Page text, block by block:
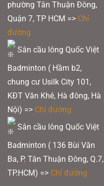
phường Tân Thuận Đông,
Quận 7, TP HCM => Chỉ
đường
Sân cầu lông Quốc Việt
Badminton ( Hầm b2,
chung cư Usilk City 101,
KĐT Văn Khê, Hà đông, Hà
Nội) => Chỉ đường
Sân cầu lông Quốc Việt
Badminton ( 136 Bùi Văn
Ba, P. Tân Thuận Đông, Q.7,
TP.HCM) => Chỉ đường